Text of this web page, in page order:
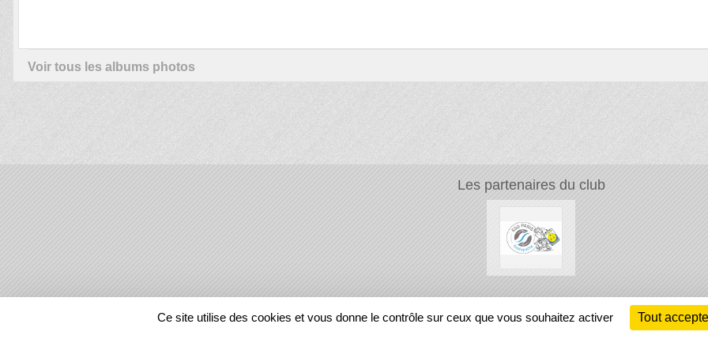
Voir tous les albums photos
Les partenaires du club
REGIONS
Ce site utilise des cookies et vous donne le contrôle sur ceux que vous souhaitez activer Tout